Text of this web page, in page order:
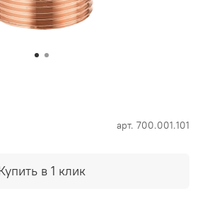
арт. 700.001.101
в 1 клик